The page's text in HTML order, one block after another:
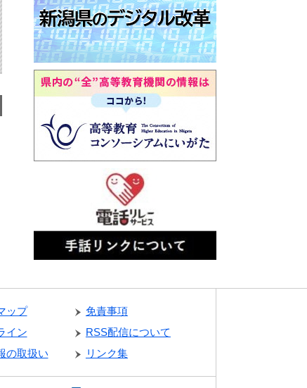
ップ
免責事項
イン
RSS配信について
の取扱い
リンク集